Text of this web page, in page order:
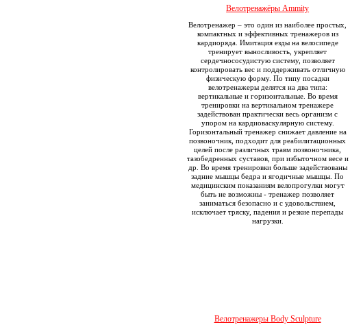
Велотренажёры Ammity
Велотренажер – это один из наиболее простых,
компактных и эффективных тренажеров из
кардиоряда. Имитация езды на велосипеде
тренирует выносливость, укрепляет
сердечнососудистую систему, позволяет
контролировать вес и поддерживать отличную
физическую форму. По типу посадки
велотренажеры делятся на два типа:
вертикальные и горизонтальные. Во время
тренировки на вертикальном тренажере
задействован практически весь организм с
упором на кардиоваскулярную систему.
Горизонтальный тренажер снижает давление на
позвоночник, подходит для реабилитационных
целей после различных травм позвоночника,
тазобедренных суставов, при избыточном весе и
др. Во время тренировки больше задействованы
задние мышцы бедра и ягодичные мышцы. По
медицинским показаниям велопрогулки могут
быть не возможны - тренажер позволяет
заниматься безопасно и с удовольствием,
исключает тряску, падения и резкие перепады
нагрузки.
Велотренажеры Body Sculpture